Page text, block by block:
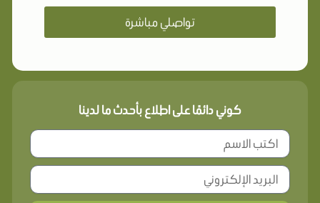
تواصلي مباشرة
كوني دائمًا على اطلاع بأحدث ما لدينا